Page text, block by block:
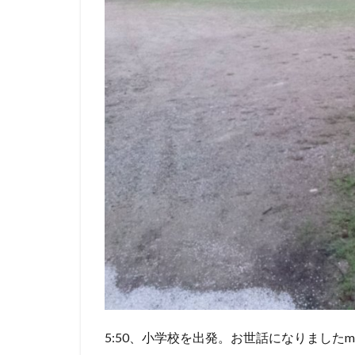
5:50、小学校を出発。お世話になりました